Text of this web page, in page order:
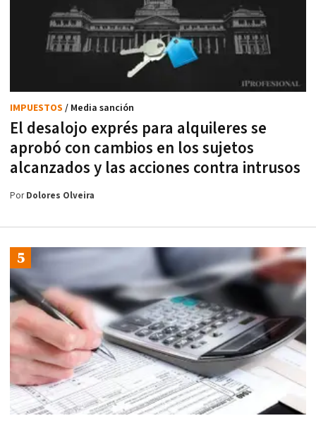
El desalojo exprés para alquileres se
aprobó con cambios en los sujetos
alcanzados y las acciones contra intrusos
IMPUESTOS / Media sanción
PorDolores Olveira